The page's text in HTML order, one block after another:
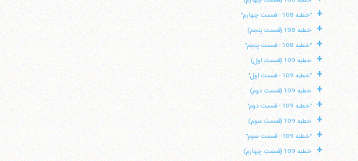
+ "خطبه 108 - قسمت چهارم"
+ خطبه 108 (قسمت پنجم)
+ "خطبه 108 - قسمت پنجم"
+ خطبه 109 (قسمت اول)
+ "خطبه 109 - قسمت اول"
+ خطبه 109 (قسمت دوم)
+ "خطبه 109 - قسمت دوم"
+ خطبه 109 (قسمت سوم)
+ "خطبه 109 - قسمت سوم"
+ خطبه 109 (قسمت چهارم)